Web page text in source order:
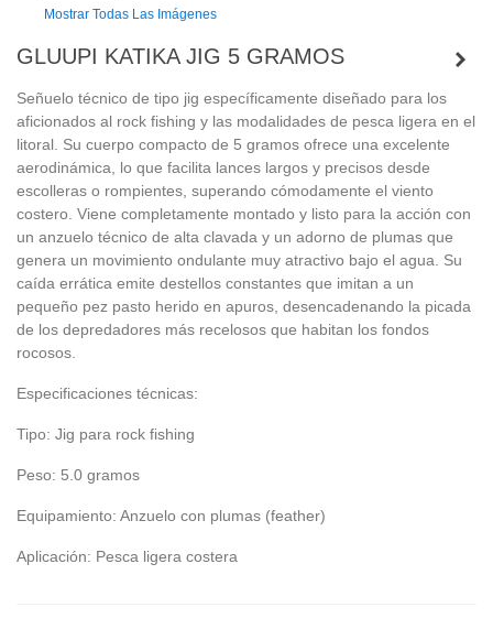
Mostrar Todas Las Imágenes
GLUUPI KATIKA JIG 5 GRAMOS
Señuelo técnico de tipo jig específicamente diseñado para los
aficionados al rock fishing y las modalidades de pesca ligera en el
litoral. Su cuerpo compacto de 5 gramos ofrece una excelente
aerodinámica, lo que facilita lances largos y precisos desde
escolleras o rompientes, superando cómodamente el viento
costero. Viene completamente montado y listo para la acción con
un anzuelo técnico de alta clavada y un adorno de plumas que
genera un movimiento ondulante muy atractivo bajo el agua. Su
caída errática emite destellos constantes que imitan a un
pequeño pez pasto herido en apuros, desencadenando la picada
de los depredadores más recelosos que habitan los fondos
rocosos.
Especificaciones técnicas:
Tipo: Jig para rock fishing
Peso: 5.0 gramos
Equipamiento: Anzuelo con plumas (feather)
Aplicación: Pesca ligera costera